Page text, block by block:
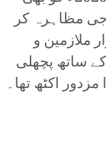
مظاہرہ کر
جو تقریباً 20 ہزار ملازمین و
ساتھ پچھلی
اکٹھ تھا۔